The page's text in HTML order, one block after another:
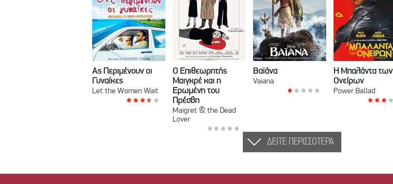
Ας Περιμένουν οι
Γυναίκες
Let the Women Wait
Ο Επιθεωρητής
Μαιγκρέ και η
Ερωμένη του
Πρέσβη
Maigret & the Dead
Lover
Βαϊάνα
Vaiana
Η Μπαλάντα των
Ονείρων
Power Ballad
ΔΕΙΤΕ ΠΕΡΙΣΣΟΤΕΡΑ